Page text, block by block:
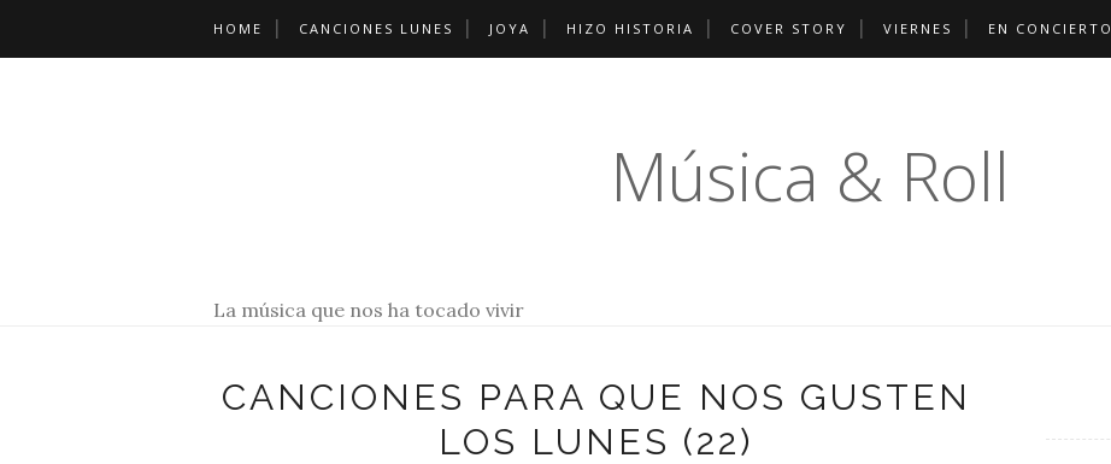
HOME CANCIONES LUNES JOYA HIZO HISTORIA COVER STORY VIERNES EN CONCIERTO
Música & Roll
La música que nos ha tocado vivir
CANCIONES PARA QUE NOS GUSTEN
LOS LUNES (22)